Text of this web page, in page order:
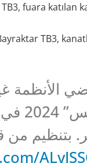
fuara katılan
TB3,
الأنظمة
“يومكس”
للمعارض ويستمر حتى 25